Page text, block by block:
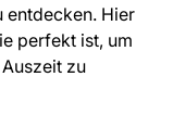
entdecken. Hier
perfekt ist, um
zu